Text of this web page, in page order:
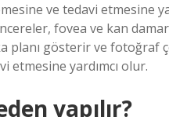
ve tedavi etmesine
fovea ve kan
planı gösterir ve
etmesine yardımcı olur.
yapılır?